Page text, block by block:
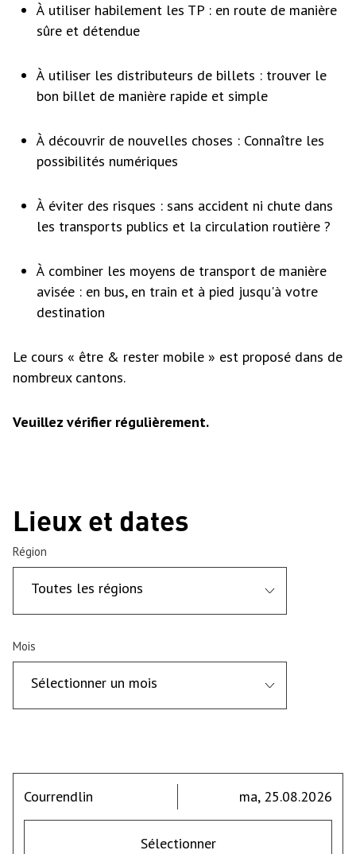
À utiliser habilement les TP : en route de manière
sûre et détendue
À utiliser les distributeurs de billets : trouver le
bon billet de manière rapide et simple
À découvrir de nouvelles choses : Connaître les
possibilités numériques
À éviter des risques : sans accident ni chute dans
les transports publics et la circulation routière ?
À combiner les moyens de transport de manière
avisée : en bus, en train et à pied jusqu'à votre
destination
Le cours « être & rester mobile » est proposé dans de
nombreux cantons.
Veuillez vérifier régulièrement.
Lieux et dates
Région
Toutes les régions
Mois
Sélectionner un mois
Courrendlin ma, 25.08.2026
Sélectionner